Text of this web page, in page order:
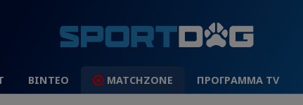
ΒΙΝΤΕΟ MATCHZONE ΠΡΟΓΡΑΜΜΑ TV